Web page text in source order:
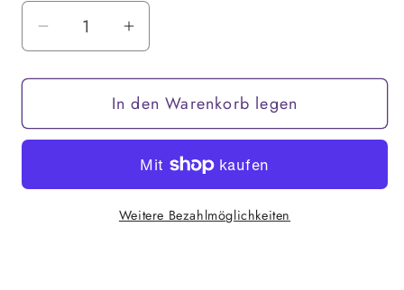
Verringere
Menge
Creolen
Gleam&quot;
Erhöhe
Menge
für
Creolen
&quot;Free
Gleam&quot;
In den Warenkorb legen
Weitere Bezahlmöglichkeiten